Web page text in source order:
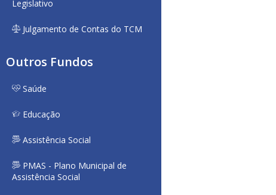
Legislativo
Julgamento de Contas do TCM
Outros Fundos
Saúde
Educação
Assistência Social
PMAS - Plano Municipal de
Assistência Social